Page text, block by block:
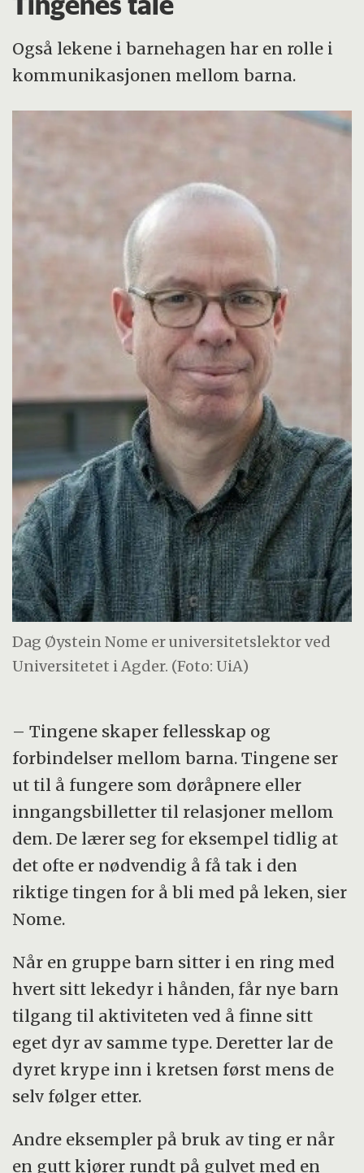
Også lekene i barnehagen har en rolle i
kommunikasjonen mellom barna.
Dag Øystein Nome er universitetslektor ved
Universitetet i Agder. (Foto: UiA)
– Tingene skaper fellesskap og
forbindelser mellom barna. Tingene ser
ut til å fungere som døråpnere eller
inngangsbilletter til relasjoner mellom
dem. De lærer seg for eksempel tidlig at
det ofte er nødvendig å få tak i den
riktige tingen for å bli med på leken, sier
Nome.
Når en gruppe barn sitter i en ring med
hvert sitt lekedyr i hånden, får nye barn
tilgang til aktiviteten ved å finne sitt
eget dyr av samme type. Deretter lar de
dyret krype inn i kretsen først mens de
selv følger etter.
Andre eksempler på bruk av ting er når
en gutt kjører rundt på gulvet med en